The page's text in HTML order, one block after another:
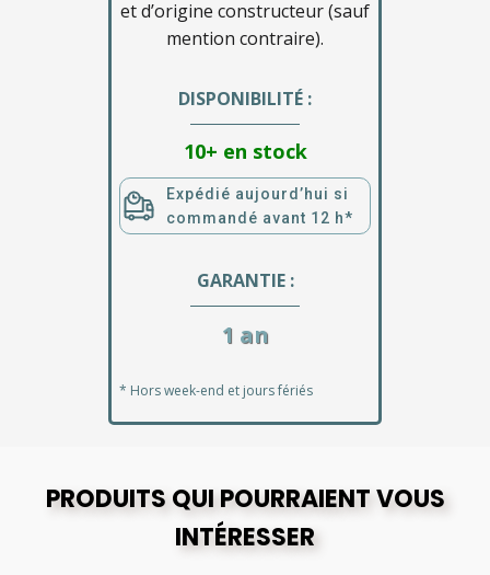
et d’origine constructeur (sauf
mention contraire).
DISPONIBILITÉ :
10+ en stock
Expédié aujourd’hui si
commandé avant 12 h*
GARANTIE :
1 an
* Hors week-end et jours fériés
PRODUITS QUI POURRAIENT VOUS
INTÉRESSER